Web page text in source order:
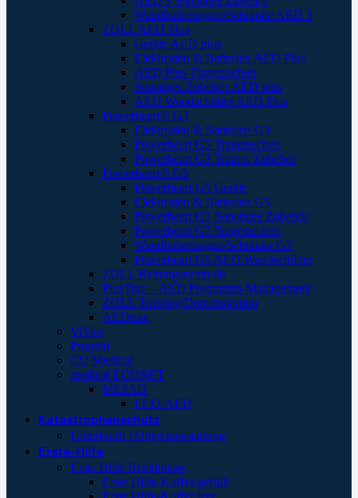
Wandhalterungen/Schränke AED 3
ZOLL AED Plus
Geräte AED plus
Elektroden & Batterien AED Plus
AED Plus Tragetaschen
Sonstiges Zubehör AED plus
AED Wandschilder AED Plus
Powerheart® G3
Elektroden & Batterien G3
Powerheart G5 Tragetaschen
Powerheart G3 Trainer Zubehör
Powerheart® G5
Powerheart G5 Geräte
Elektroden & Batterien G5
Powerheart G5 Sonstiges Zubehör
Powerheart G5 Tragetaschen
Wandhalterungen/Schränke G5
Powerheart G5 AED Wandschilder
ZOLL Rettungssymbole
PlusTrac – AED Programm-Management
ZOLL Training/Demonstration
AEDtrax
ViVest
Progetti
CU Medical
medical ECONET
MEPAD
ECO-AED
Katastrophenschutz
Unterkunft / Objektausstattung
Erste-Hilfe
Erste Hilfe Behältnisse
Erste Hilfe-Koffer gefüllt